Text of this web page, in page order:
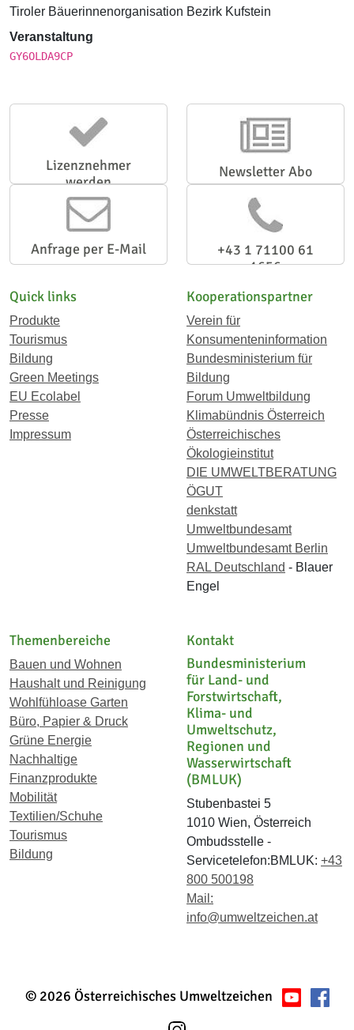
Tiroler Bäuerinnenorganisation Bezirk Kufstein
Veranstaltung
GY6OLDA9CP
Lizenznehmer
werden
Newsletter Abo
Anfrage per E-Mail
+43 1 71100 61
1656
Quick links
Produkte
Tourismus
Bildung
Green Meetings
EU Ecolabel
Presse
Impressum
Kooperationspartner
Verein für
Konsumenteninformation
Bundesministerium für
Bildung
Forum Umweltbildung
Klimabündnis Österreich
Österreichisches
Ökologieinstitut
DIE UMWELTBERATUNG
ÖGUT
denkstatt
Umweltbundesamt
Umweltbundesamt Berlin
RAL Deutschland - Blauer
Engel
Themenbereiche
Bauen und Wohnen
Haushalt und Reinigung
Wohlfühloase Garten
Büro, Papier & Druck
Grüne Energie
Nachhaltige
Finanzprodukte
Mobilität
Textilien/Schuhe
Tourismus
Bildung
Kontakt
Bundesministerium
für Land- und
Forstwirtschaft,
Klima- und
Umweltschutz,
Regionen und
Wasserwirtschaft
(BMLUK)
Stubenbastei 5
1010 Wien, Österreich
Ombudsstelle -
Servicetelefon:BMLUK: +43
800 500198
Mail:
info@umweltzeichen.at
© 2026 Österreichisches Umweltzeichen